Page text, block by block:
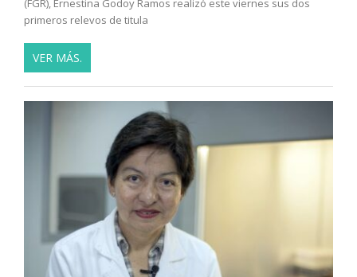
(FGR), Ernestina Godoy Ramos realizó este viernes sus dos
primeros relevos de titula
VER MÁS.